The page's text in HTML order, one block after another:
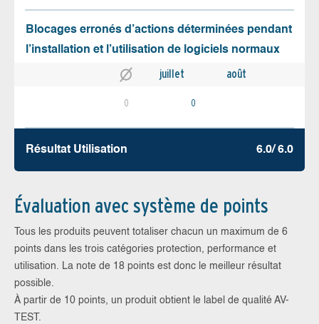
Blocages erronés d’actions déterminées pendant
l’installation et l’utilisation de logiciels normaux
juillet août
0 0
Résultat Utilisation 6.0/ 6.0
Évaluation avec système de points
Tous les produits peuvent totaliser chacun un maximum de 6
points dans les trois catégories protection, performance et
utilisation. La note de 18 points est donc le meilleur résultat
possible.
À partir de 10 points, un produit obtient le label de qualité AV-
TEST.